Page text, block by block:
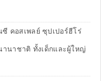
คอสเพลย์ ซุปเปอร์ฮีโร่
านาชาติ ทั้งเด็กและผู้ใหญ่